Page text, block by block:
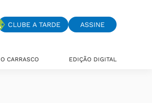
CLUBE A TARDE ASSINE
O CARRASCO EDIÇÃO DIGITAL